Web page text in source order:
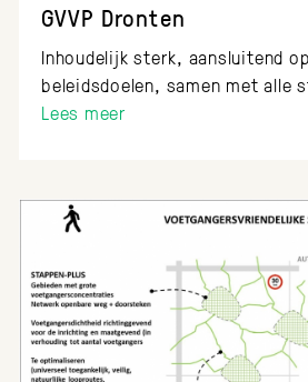
GVVP Dronten
Inhoudelijk sterk, aansluitend
beleidsdoelen, samen met alle
Lees meer